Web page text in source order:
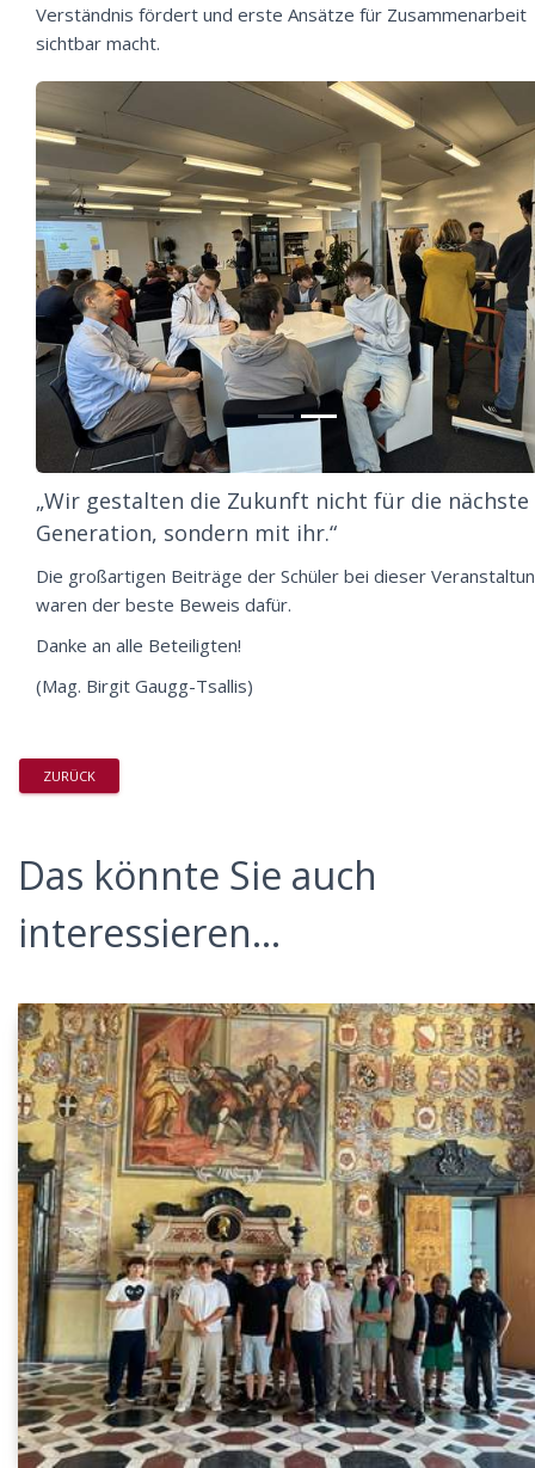
Verständnis fördert und erste Ansätze für Zusammenarbeit
sichtbar macht.
„Wir gestalten die Zukunft nicht für die nächste
Generation, sondern mit ihr.“
Die großartigen Beiträge der Schüler bei dieser
waren der beste Beweis dafür.
Danke an alle Beteiligten!
(Mag. Birgit Gaugg-Tsallis)
ZURÜCK
Das könnte Sie auch
interessieren...